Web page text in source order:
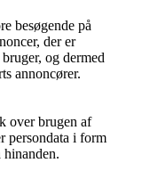
besøgende på
der er
og dermed
annoncører.
over brugen af
persondata i form
hinanden.